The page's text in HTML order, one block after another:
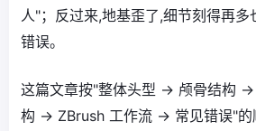
人"；反过来,地基歪了,细节刻得再多
错误。
这篇文章按"整体头型 → 颅骨结构
构 → ZBrush 工作流 → 常见错误"的